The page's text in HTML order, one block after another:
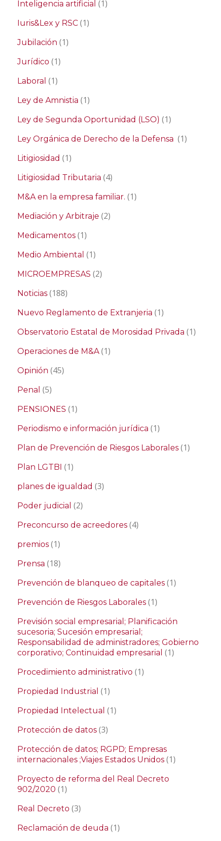
Inteligencia artificial (1)
Iuris&Lex y RSC (1)
Jubilación (1)
Jurídico (1)
Laboral (1)
Ley de Amnistia (1)
Ley de Segunda Oportunidad (LSO) (1)
Ley Orgánica de Derecho de la Defensa (1)
Litigiosidad (1)
Litigiosidad Tributaria (4)
M&A en la empresa familiar. (1)
Mediación y Arbitraje (2)
Medicamentos (1)
Medio Ambiental (1)
MICROEMPRESAS (2)
Noticias (188)
Nuevo Reglamento de Extranjeria (1)
Observatorio Estatal de Morosidad Privada (1)
Operaciones de M&A(1)
Opinión (45)
Penal (5)
PENSIONES (1)
Periodismo e información jurídica (1)
Plan de Prevención de Riesgos Laborales (1)
Plan LGTBI (1)
planes de igualdad (3)
Poder judicial (2)
Preconcurso de acreedores (4)
premios (1)
Prensa (18)
Prevención de blanqueo de capitales (1)
Prevención de Riesgos Laborales (1)
Previsión social empresarial; Planificación
sucesoria; Sucesión empresarial;
Responsabilidad de administradores; Gobierno
corporativo; Continuidad empresarial (1)
Procedimiento administrativo (1)
Propiedad Industrial (1)
Propiedad Intelectual (1)
Protección de datos (3)
Protección de datos; RGPD; Empresas
internacionales ;Viajes Estados Unidos (1)
Proyecto de reforma del Real Decreto
902/2020 (1)
Real Decreto (3)
Reclamación de deuda (1)